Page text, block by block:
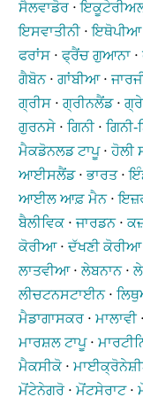
ਸੈਲਵਾਡੋਰ ⋅ਇਕੂਟੇਰੀਅਲ
ਇਸਵਾਤੀਨੀ⋅ਇਥੋਪੀਆ
ਫਰਾਂਸ ⋅ਫ੍ਰੈਂਚ ਗੁਆਨਾ ⋅
ਗੈਬੋਨ⋅ਗਾਂਬੀਆ⋅
ਗ੍ਰੀਸ ⋅ਗ੍ਰੀਨਲੈਂਡ⋅
ਗੁਰਨਸੇ ⋅ਗਿਨੀ⋅ਗਿਨੀ-
ਮੈਕਡੋਨਲਡ ਟਾਪੂ⋅ਹੋਲੀ
ਆਈਸਲੈਂਡ⋅ਭਾਰਤ⋅
ਆਈਲ ਆਫ਼ ਮੈਨ⋅
ਬੈਲੀਵਿਕ⋅ਜਾਰਡਨ⋅
ਕੋਰੀਆ⋅ਦੱਖਣੀ ਕੋਰੀਆ
ਲਾਤਵੀਆ⋅ਲੇਬਨਾਨ⋅
ਲੀਚਟਨਸਟਾਈਨ⋅
ਮੈਡਾਗਾਸਕਰ ⋅ਮਾਲਾਵੀ
ਮਾਰਸ਼ਲ ਟਾਪੂ⋅
ਮੈਕਸੀਕੋ⋅
ਮੋਂਟੇਨੇਗਰੋ ⋅ਮੋਂਟਸੇਰਾਟ⋅